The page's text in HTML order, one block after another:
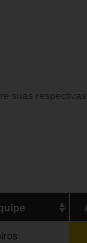
suas